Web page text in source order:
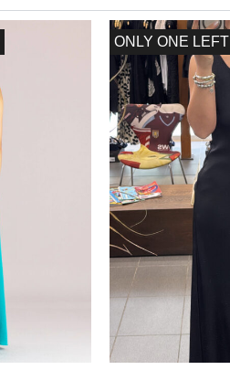
ONLY ONE LEFT